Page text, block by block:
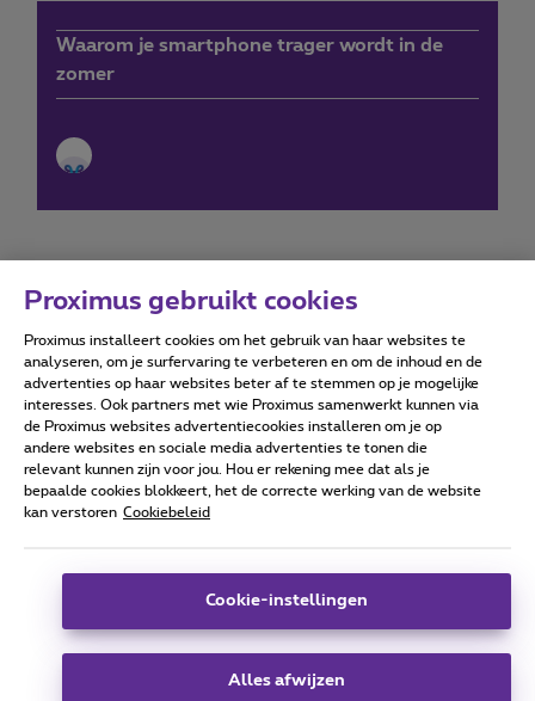
Waarom je smartphone trager wordt in de
zomer
Forumvoorwaarden Accessibility statement
Alle rechten voorbehouden. © Proximus
Algemene voorwaarden, consumenteninfo
Deze website is gecreëerd en wordt beheerd conform het
Koning Albert II-laan 27 - B-1030 Brussel.
Proximus gebruikt cookies
Proximus installeert cookies om het gebruik van haar websites te
analyseren, om je surfervaring te verbeteren en om de inhoud en de
advertenties op haar websites beter af te stemmen op je mogelijke
interesses. Ook partners met wie Proximus samenwerkt kunnen via
de Proximus websites advertentiecookies installeren om je op
andere websites en sociale media advertenties te tonen die
relevant kunnen zijn voor jou. Hou er rekening mee dat als je
bepaalde cookies blokkeert, het de correcte werking van de website
kan verstoren Cookiebeleid
Cookie-instellingen
Alles afwijzen